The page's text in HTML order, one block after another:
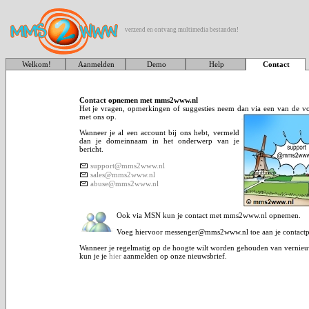
verzend en ontvang multimedia bestanden!
Welkom! Aanmelden Demo Help Contact
Contact opnemen met mms2www.nl
Het je vragen, opmerkingen of suggesties neem dan via een van de
met ons op.
Wanneer je al een account bij ons hebt, vermeld
dan je domeinnaam in het onderwerp van je
bericht.
support@mms2www.nl
sales@mms2www.nl
abuse@mms2www.nl
Ook via MSN kun je contact met mms2www.nl opnemen.
Voeg hiervoor messenger@mms2www.nl toe aan je
Wanneer je regelmatig op de hoogte wilt worden gehouden van
kun je je hieraanmelden op onze nieuwsbrief.